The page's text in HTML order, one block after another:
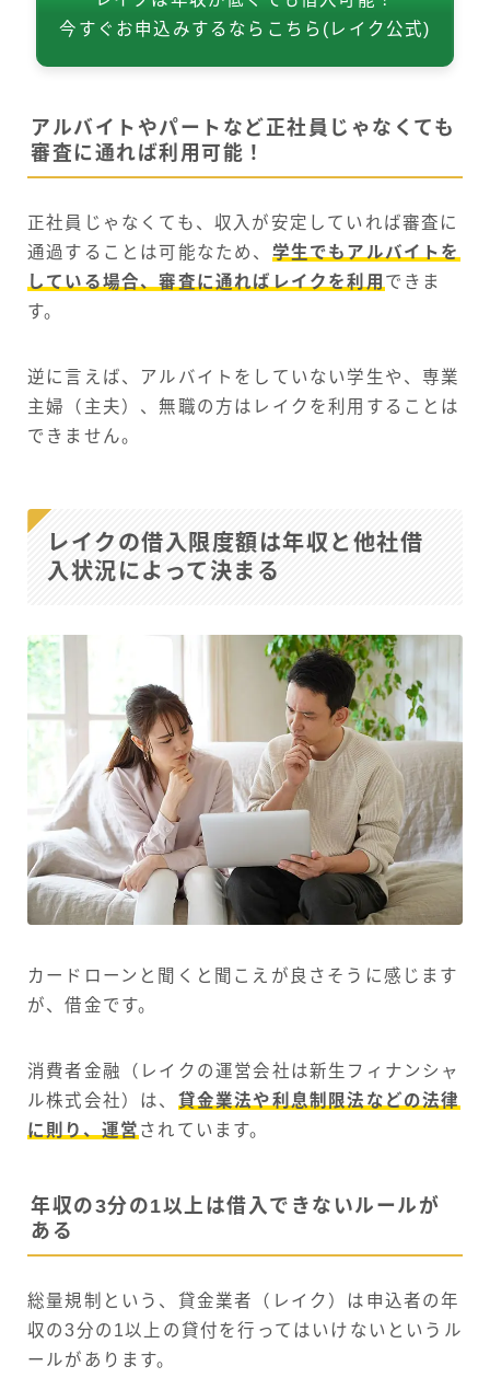
今すぐお申込みするならこちら(レイク公式)
アルバイトやパートなど正社員じゃなくても
審査に通れば利用可能！
正社員じゃなくても、収入が安定していれば審査に
通過することは可能なため、 学生でもアルバイトを
している場合、審査に通ればレイクを利用 できま
す。
逆に言えば、アルバイトをしていない学生や、専業
主婦（主夫）、無職の方はレイクを利用することは
できません。
レイクの借入限度額は年収と他社借
入状況によって決まる
カードローンと聞くと聞こえが良さそうに感じます
が、借金です。
消費者金融（レイクの運営会社は新生フィナンシャ
ル株式会社）は、 貸金業法や利息制限法などの法律
に則り、運営 されています。
年収の3分の1以上は借入できないルールが
ある
総量規制という、貸金業者（レイク）は申込者の年
収の3分の1以上の貸付を行ってはいけないというル
ールがあります。